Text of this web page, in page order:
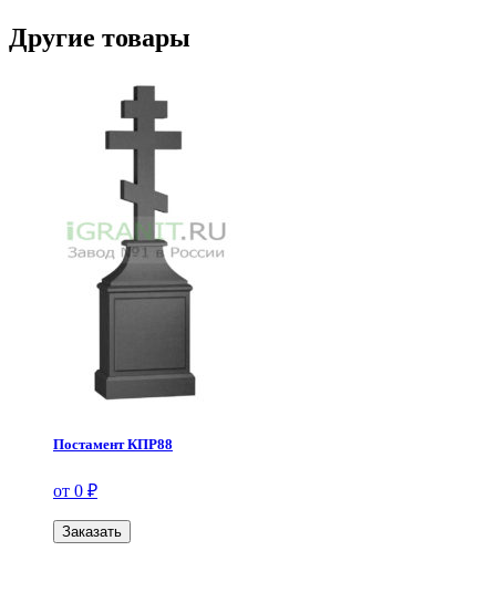
Другие товары
Постамент КПР88
от 0 ₽
Заказать